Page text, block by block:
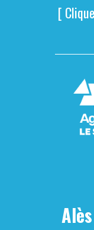
[